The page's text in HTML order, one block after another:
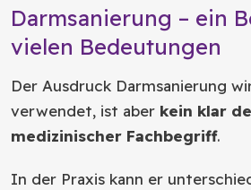
Darmsanierung – ein
vielen Bedeutungen
Der Ausdruck Darmsanierung
verwendet, ist aber kein klar
medizinischer Fachbegriff.
In der Praxis kann er